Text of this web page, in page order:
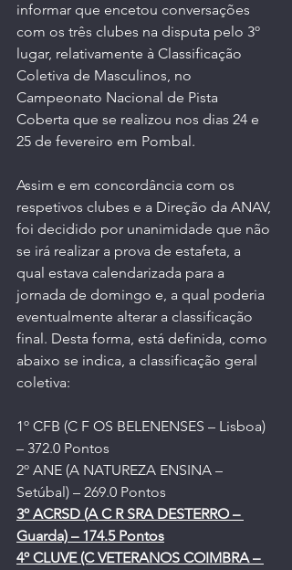
informar que encetou conversações
com os três clubes na disputa pelo 3º
lugar, relativamente à Classificação
Coletiva de Masculinos, no
Campeonato Nacional de Pista
Coberta que se realizou nos dias 24 e
25 de fevereiro em Pombal.
Assim e em concordância com os
respetivos clubes e a Direção da ANAV,
foi decidido por unanimidade que não
se irá realizar a prova de estafeta, a
qual estava calendarizada para a
jornada de domingo e, a qual poderia
eventualmente alterar a classificação
final. Desta forma, está definida, como
abaixo se indica, a classificação geral
coletiva:
1º CFB (C F OS BELENENSES – Lisboa)
– 372.0 Pontos
2º ANE (A NATUREZA ENSINA –
Setúbal) – 269.0 Pontos
3º ACRSD (A C R SRA DESTERRO –
Guarda) – 174.5 Pontos
4º CLUVE (C VETERANOS COIMBRA –